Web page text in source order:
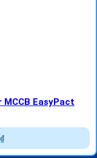
EasyPact
₫